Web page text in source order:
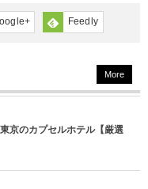
Feedly
京のカプセルホテル【厳選
More